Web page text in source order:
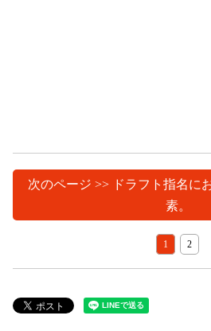
次のページ >> ドラフト指名に
素。
1 2